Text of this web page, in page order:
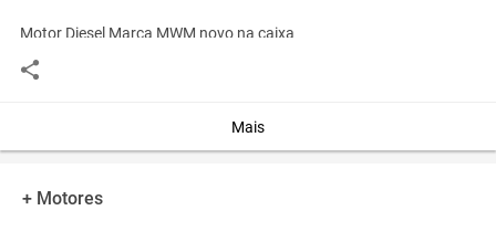
Motor Diesel Marca MWM novo na caixa
Modelo MaxxForce 4.8H Agrale MT17 Action 4.12 TCE
Especificações:
Cilindradas - 4.8 Litros
Sistema de combustão - Injeção direta
Mais
+ Motores